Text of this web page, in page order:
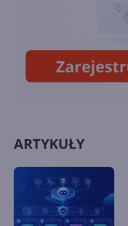
ARTYKUŁY